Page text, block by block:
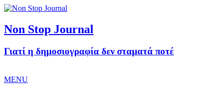
Non Stop Journal
Γιατί η δημοσιογραφία δεν σταματά ποτέ
MENU